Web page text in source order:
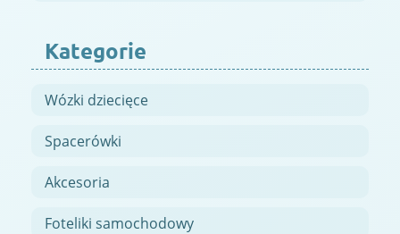
Kategorie
Wózki dziecięce
Spacerówki
Akcesoria
Foteliki samochodowy